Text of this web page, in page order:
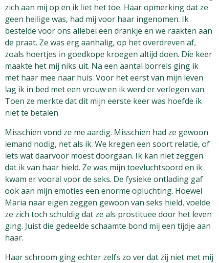
zich aan mij op en ik liet het toe. Haar opmerking dat ze
geen heilige was, had mij voor haar ingenomen. Ik
bestelde voor ons allebei een drankje en we raakten aan
de praat. Ze was erg aanhalig, op het overdreven af,
zoals hoertjes in goedkope kroegen altijd doen. Die keer
maakte het mij niks uit. Na een aantal borrels ging ik
met haar mee naar huis. Voor het eerst van mijn leven
lag ik in bed met een vrouw en ik werd er verlegen van.
Toen ze merkte dat dit mijn eerste keer was hoefde ik
niet te betalen.
Misschien vond ze me aardig. Misschien had ze gewoon
iemand nodig, net als ik. We kregen een soort relatie, of
iets wat daarvoor moest doorgaan. Ik kan niet zeggen
dat ik van haar hield. Ze was mijn toevluchtsoord en ik
kwam er vooral voor de seks. De fysieke ontlading gaf
ook aan mijn emoties een enorme opluchting. Hoewel
Maria naar eigen zeggen gewoon van seks hield, voelde
ze zich toch schuldig dat ze als prostituee door het leven
ging. Juist die gedeelde schaamte bond mij een tijdje aan
haar.
Haar schroom ging echter zelfs zo ver dat zij niet met mij